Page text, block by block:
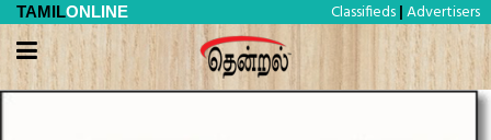
TAMILONLINE Classifieds | Advertisers